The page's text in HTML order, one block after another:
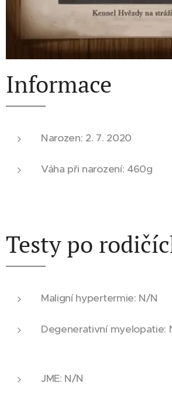
Informace
Narozen: 2. 7. 2020
Váha při narození: 460g
Testy po
Maligní hypertermie: N/N
Degenerativní myelopatie:
JME: N/N